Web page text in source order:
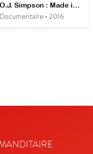
O.J. Simpson : Made in America
• 2016